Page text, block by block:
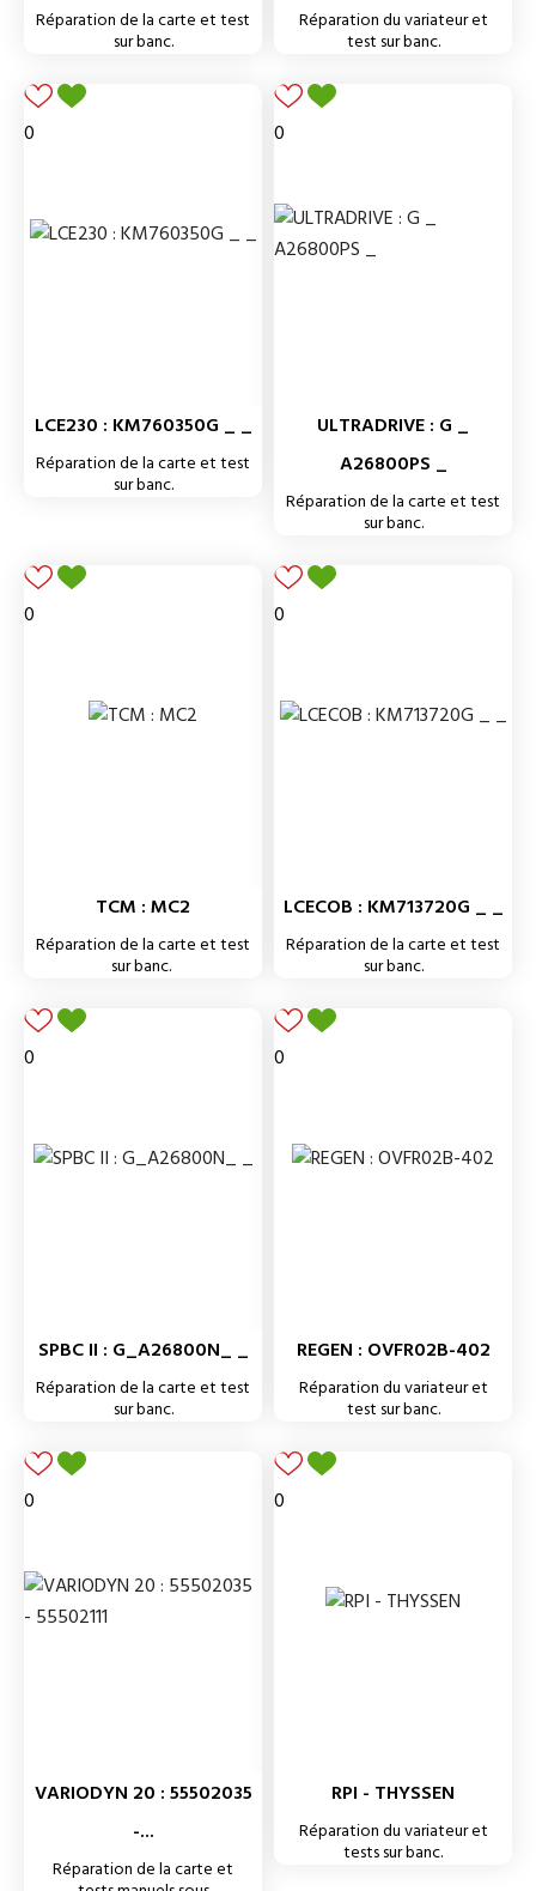
Réparation de la carte et test
sur banc.
Réparation du variateur et
test sur banc.
0
LCE230 : KM760350G _ _
Réparation de la carte et test
sur banc.
0
ULTRADRIVE : G _
A26800PS _
Réparation de la carte et test
sur banc.
0
TCM : MC2
Réparation de la carte et test
sur banc.
0
LCECOB : KM713720G _ _
Réparation de la carte et test
sur banc.
0
SPBC II : G_A26800N_ _
Réparation de la carte et test
sur banc.
0
REGEN : OVFR02B-402
Réparation du variateur et
test sur banc.
0
VARIODYN 20 : 55502035
-...
Réparation de la carte et
0
RPI - THYSSEN
Réparation du variateur et
tests sur banc.